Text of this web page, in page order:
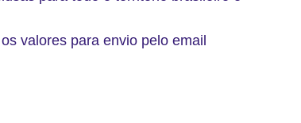
valores para envio pelo email